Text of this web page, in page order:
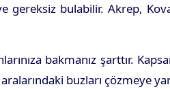
bulabilir. Akrep,
bakmanız şarttır.
buzları çözmeye